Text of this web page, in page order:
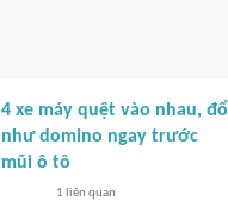
4 xe máy quệt vào nhau, đổ
như domino ngay trước
mũi ô tô
1 liên quan